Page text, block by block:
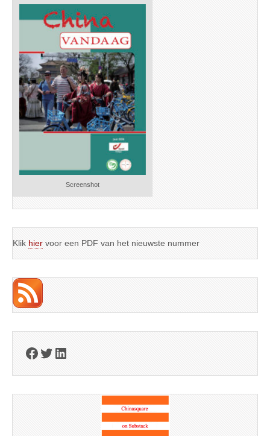
Screenshot
Klik hier voor een PDF van het nieuwste nummer
Facebook
Twitter
LinkedIn